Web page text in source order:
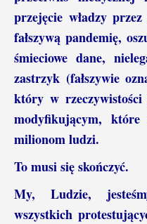
przejęcie władzy
fałszywą pandemię,
śmieciowe dane,
zastrzyk (fałszywie
który w rzeczywistości
modyfikującym,
milionom ludzi.
To musi się skończyć.
My, Ludzie,
wszystkich